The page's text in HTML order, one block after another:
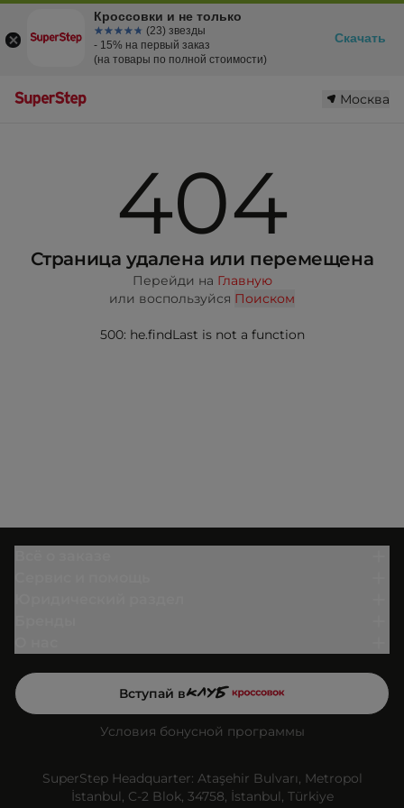
Москва
404
Страница удалена или перемещена
Перейди на Главную
или воспользуйся Поиском
500: he.findLast is not a function
Вступай в
Условия бонусной программы
SuperStep Headquarter: Ataşehir Bulvarı, Metropol
İstanbul, C-2 Blok, 34758, İstanbul, Türkiye
Кроссовки и не только
☆☆☆☆☆
★★★★★ (23) звезды
- 15% на первый заказ
(на товары по полной стоимости)
Скачать